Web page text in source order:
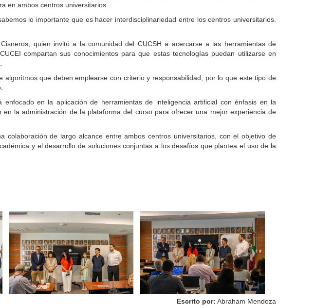
en ambos centros universitarios.
lo importante que es hacer interdisciplinariedad entre los centros universitarios.
quien invitó a la comunidad del CUCSH a acercarse a las herramientas de
compartan sus conocimientos para que estas tecnologías puedan utilizarse en
que deben emplearse con criterio y responsabilidad, por lo que este tipo de
en la aplicación de herramientas de inteligencia artificial con énfasis en la
la administración de la plataforma del curso para ofrecer una mejor experiencia de
de largo alcance entre ambos centros universitarios, con el objetivo de
y el desarrollo de soluciones conjuntas a los desafíos que plantea el uso de la
Escrito por: Abraham Mendoza